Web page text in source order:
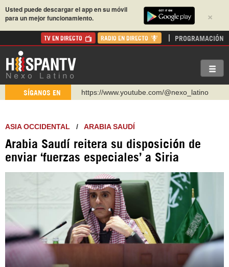
×
Usted puede descargar el app en su móvil
para un mejor funcionamiento.
TV EN DIRECTO RADIO EN DIRECTO PROGRAMACIÓN
SÍGANOS EN
https://www.youtube.com/@nexo_latino
https://t.me/hispantvcanal
https://urmedium.com/c/hispantv
WhatsApp y Viber: +98 921 79 29 404
https://www.facebook.com/Nexolatino.Canal
ASIA OCCIDENTAL / ARABIA SAUDÍ
Arabia Saudí reitera su disposición de
enviar ‘fuerzas especiales’ a Siria